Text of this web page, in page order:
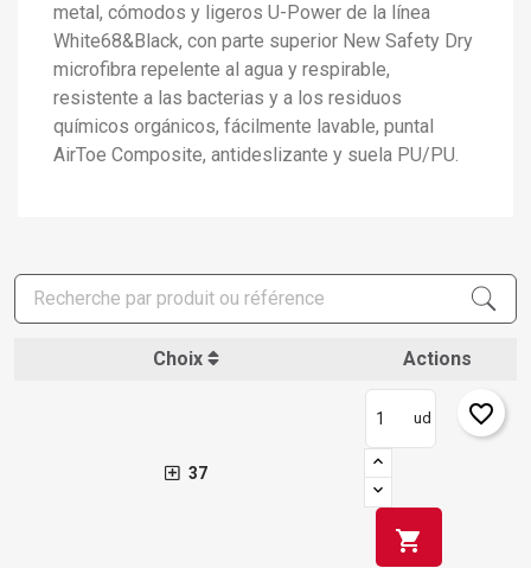
metal, cómodos y ligeros U-Power de la línea
White68&Black, con parte superior New Safety Dry
microfibra repelente al agua y respirable,
resistente a las bacterias y a los residuos
químicos orgánicos, fácilmente lavable, puntal
AirToe Composite, antideslizante y suela PU/PU.
Choix Actions
37
ud
shopping_cart
favorite_border